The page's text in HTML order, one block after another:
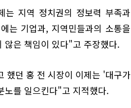
지역 정치권의 정보력 부족과
는 기업과, 지역민들과의 소통을
않은 책임이 있다"고 주장했다.
했던 홍 전 시장이 이제는 '대구가
노를 일으킨다"고 지적했다.